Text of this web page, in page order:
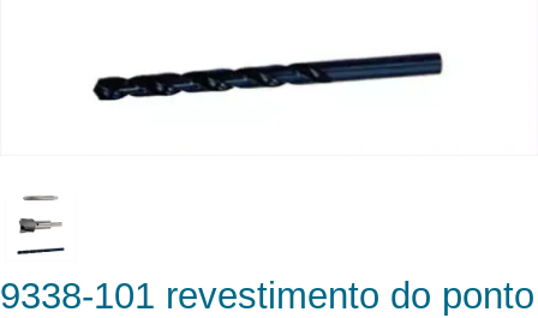
9338-101 revestimento do ponto